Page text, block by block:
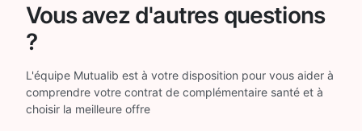
Vous avez d'autres questions
?
L'équipe Mutualib est à votre disposition pour vous aider à
comprendre votre contrat de complémentaire santé et à
choisir la meilleure offre